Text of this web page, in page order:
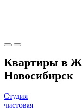
Квартиры в
Новосибирск
Студия
чистовая